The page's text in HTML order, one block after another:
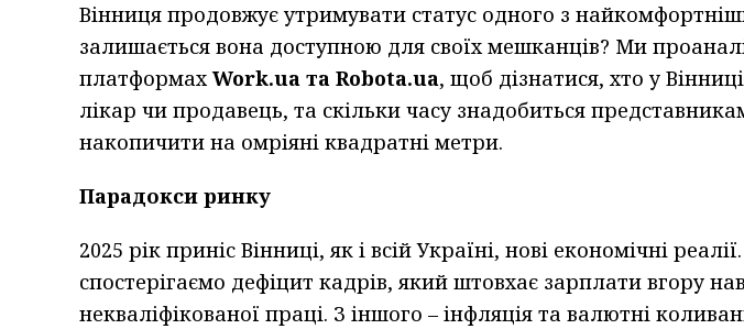
Вінниця продовжує утримувати статус одного з
залишається вона доступною для своїх мешканців? Ми
платформахWork.ua та Robota.ua, щоб дізнатися, хто у
лікар чи продавець, та скільки часу знадобиться
накопичити на омріяні квадратні метри.
Парадокси ринку
2025 рік приніс Вінниці, як і всій Україні, нові економічні
спостерігаємо дефіцит кадрів, який штовхає зарплати вгору
некваліфікованої праці. З іншого – інфляція та валютні